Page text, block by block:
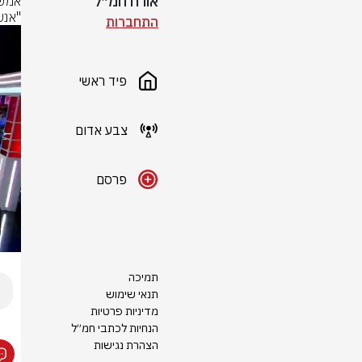
התחברות
פיד ראשי
צבע אדום
פרסם
תמיכה
תנאי שימוש
מדיניות פרטיות
הנחיות לכתבי חמ״ל
הצהרת נגישות